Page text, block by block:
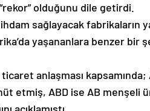
olduğunu dile getirdi.
sağlayacak fabrikaların
yaşananlara benzer bir
anlaşması
etmiş, ABD ise AB menşeli